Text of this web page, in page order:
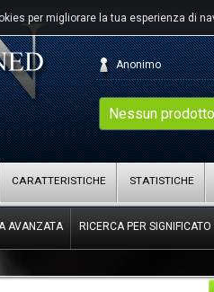
per migliorare la tua esperienza di
Nessun
Anonimo
CARATTERISTICHE STATISTICHE
AVANZATA RICERCA PER SIGNIFICATO